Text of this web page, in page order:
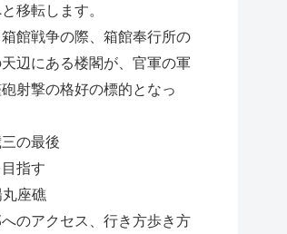
移転します。
館戦争の際、箱館奉行所の
辺にある楼閣が、官軍の軍
射撃の格好の標的となっ
の最後
指す
丸座礁
のアクセス、行き方歩き方